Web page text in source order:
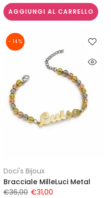
AGGIUNGI AL CARRELLO
- 14 %
Doci's Bijoux
Bracciale MilleLuci Metal
€36,00 €31,00